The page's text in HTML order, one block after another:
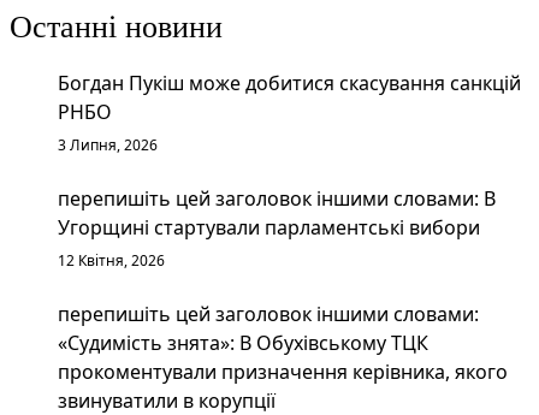
Останні новини
Богдан Пукіш може добитися скасування санкцій
РНБО
3 Липня, 2026
перепишіть цей заголовок іншими словами: В
Угорщині стартували парламентські вибори
12 Квітня, 2026
перепишіть цей заголовок іншими словами:
«Судимість знята»: В Обухівському ТЦК
прокоментували призначення керівника, якого
звинуватили в корупції